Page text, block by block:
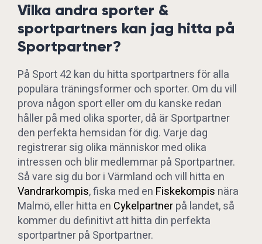
Vilka andra sporter &
sportpartners kan jag hitta på
Sportpartner?
På Sport 42 kan du hitta sportpartners för alla
populära träningsformer och sporter. Om du vill
prova någon sport eller om du kanske redan
håller på med olika sporter, då är Sportpartner
den perfekta hemsidan för dig. Varje dag
registrerar sig olika människor med olika
intressen och blir medlemmar på Sportpartner.
Så vare sig du bor i Värmland och vill hitta en
Vandrarkompis, fiska med en Fiskekompis nära
Malmö, eller hitta en Cykelpartnerpå landet, så
kommer du definitivt att hitta din perfekta
sportpartner på Sportpartner.